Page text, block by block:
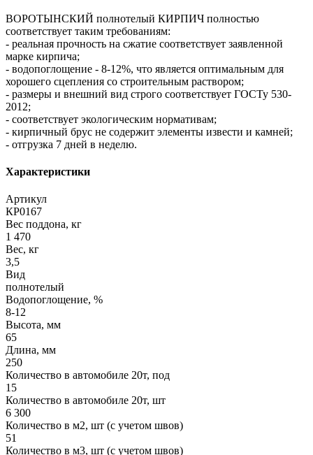
ВОРОТЫНСКИЙ полнотелый КИРПИЧ полностью
соответствует таким требованиям:
- реальная прочность на сжатие соответствует заявленной
марке кирпича;
- водопоглощение - 8-12%, что является оптимальным для
хорошего сцепления со строительным раствором;
- размеры и внешний вид строго соответствует ГОСТу 530-
2012;
- соответствует экологическим нормативам;
- кирпичный брус не содержит элементы извести и камней;
- отгрузка 7 дней в неделю.
Характеристики
Артикул
КР0167
Вес поддона, кг
1 470
Вес, кг
3,5
Вид
полнотелый
Водопоглощение, %
8-12
Высота, мм
65
Длина, мм
250
Количество в автомобиле 20т, под
15
Количество в автомобиле 20т, шт
6 300
Количество в м2, шт (с учетом швов)
51
Количество в м3, шт (с учетом швов)